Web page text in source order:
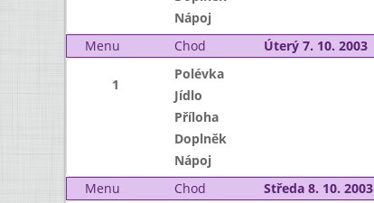
Nápoj
Menu
Chod Úterý 7. 10. 2003
1
Polévka
Jídlo
Příloha
Doplněk
Nápoj
Menu
Chod Středa 8. 10. 2003